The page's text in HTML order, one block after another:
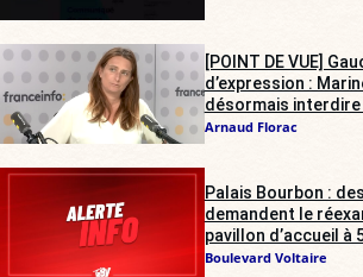
[POINT DE VUE]
d’expression :
désormais interdire
Arnaud Florac
Palais Bourbon :
demandent le
pavillon d’accueil à
Boulevard Voltaire